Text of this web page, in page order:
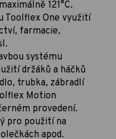
121°C.
Toolflex One využití
farmacie,
systému
držáků a háčků
trubka, zábradlí
Motion
provedení.
pro použití na
apod.